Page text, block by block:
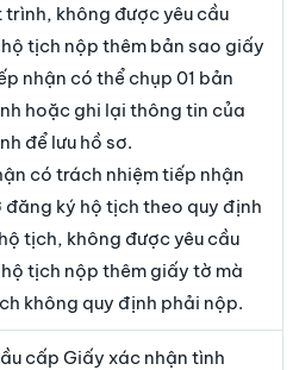
không được yêu cầu
tịch nộp thêm bản sao giấy
nhận có thể chụp 01 bản
hoặc ghi lại thông tin của
để lưu hồ sơ.
có trách nhiệm tiếp nhận
đăng ký hộ tịch theo quy định
tịch, không được yêu cầu
tịch nộp thêm giấy tờ mà
không quy định phải nộp.
cấp Giấy xác nhận tình